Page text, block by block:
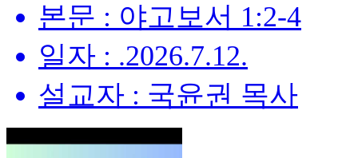
본문 : 야고보서 1:2-4
일자 : .2026.7.12.
설교자 : 국윤권 목사